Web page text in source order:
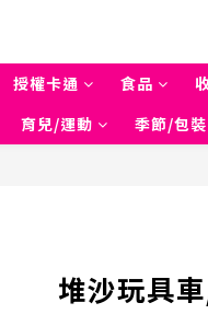
授權卡通 食品
育兒/運動 季節/包裝
堆沙玩具